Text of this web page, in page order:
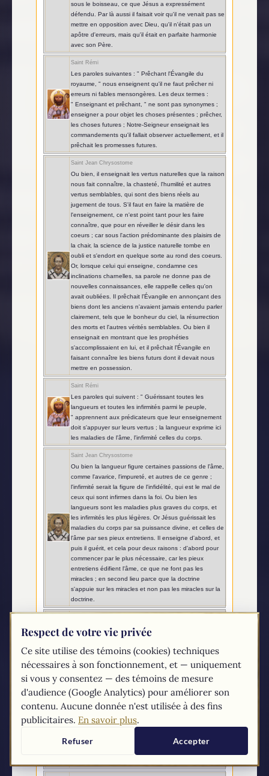
sous le boisseau, ce que Jésus a expressément
défendu. Par là aussi il faisait voir qu'il ne venait pas se
mettre en opposition avec Dieu, qu'il n'était pas un
apôtre d'erreurs, mais qu'il était en parfaite harmonie
avec son Père.
Saint Rémi
Les paroles suivantes : " Prêchant l'Évangile du
royaume, " nous enseignent qu'il ne faut prêcher ni
erreurs ni fables mensongères. Les deux termes :
" Enseignant et prêchant, " ne sont pas synonymes ;
enseigner a pour objet les choses présentes ; prêcher,
les choses futures ; Notre-Seigneur enseignait les
commandements qu'il fallait observer actuellement, et il
prêchait les promesses futures.
Saint Jean Chrysostome
Ou bien, il enseignait les vertus naturelles que la raison
nous fait connaître, la chasteté, l'humilité et autres
vertus semblables, qui sont des biens réels au
jugement de tous. S'il faut en faire la matière de
l'enseignement, ce n'est point tant pour les faire
connaître, que pour en réveiller le désir dans les
coeurs ; car sous l'action prédominante des plaisirs de
la chair, la science de la justice naturelle tombe en
oubli et s'endort en quelque sorte au rond des coeurs.
Or, lorsque celui qui enseigne, condamne ces
inclinations charnelles, sa parole ne donne pas de
nouvelles connaissances, elle rappelle celles qu'on
avait oubliées. Il prêchait l'Évangile en annonçant des
biens dont les anciens n'avaient jamais entendu parler
clairement, tels que le bonheur du ciel, la résurrection
des morts et l'autres vérités semblables. Ou bien il
enseignait en montrant que les prophéties
s'accomplissaient en lui, et il prêchait l'Évangile en
faisant connaître les biens futurs dont il devait nous
mettre en possession.
Saint Rémi
Les paroles qui suivent : " Guérissant toutes les
langueurs et toutes les infirmités parmi le peuple,
" apprennent aux prédicateurs que leur enseignement
doit s'appuyer sur leurs vertus ; la langueur exprime ici
les maladies de l'âme, l'infirmité celles du corps.
Saint Jean Chrysostome
Ou bien la langueur figure certaines passions de l'âme,
comme l'avarice, l'impureté, et autres de ce genre ;
l'infirmité serait la figure de l'infidélité, qui est le mal de
ceux qui sont infirmes dans la foi. Ou bien les
langueurs sont les maladies plus graves du corps, et
les infirmités les plus légères. Or Jésus guérissait les
maladies du corps par sa puissance divine, et celles de
l'âme par ses pieux entretiens. Il enseigne d'abord, et
puis il guérit, et cela pour deux raisons : d'abord pour
commencer par le plus nécessaire, car les pieux
entretiens édifient l'âme, ce que ne font pas les
miracles ; en second lieu parce que la doctrine
s'appuie sur les miracles et non pas les miracles sur la
doctrine.
Il est à remarquer que toutes les fois que Dieu
promulgue une loi, il opère des miracles, et les donne
comme gages de sa puissance à ceux qui doivent
recevoir sa loi. Avant de créer l'homme il avait tiré le
monde du néant, et ce n'est qu'après ce miracle de sa
puissance qu'il lui intime ses ordres dans le paradis.
Avant de donner sa loi à Noé, il le rend témoin de
grands prodiges ; avant de promulguer la loi ancienne,
il opère également des miracles aux yeux des Juifs.
C'est ainsi qu'au moment de promulguer cette loi
nouvelle et sublime, il en confirme la vérité par l'autorité
des miracles. Comme le royaume qu'il prêchait était
Respect de votre vie privée
Ce site utilise des témoins (cookies) techniques
nécessaires à son fonctionnement, et — uniquement
si vous y consentez — des témoins de mesure
d'audience (Google Analytics) pour améliorer son
contenu. Aucune donnée n'est utilisée à des fins
publicitaires. En savoir plus.
Refuser Accepter